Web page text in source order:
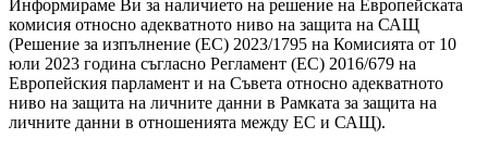
Информираме Ви за наличието на решение на Европейската
комисия относно адекватното ниво на защита на САЩ
(Решение за изпълнение (ЕС) 2023/1795 на Комисията от 10
юли 2023 година съгласно Регламент (ЕС) 2016/679 на
Европейския парламент и на Съвета относно адекватното
ниво на защита на личните данни в Рамката за защита на
личните данни в отношенията между ЕС и САЩ).